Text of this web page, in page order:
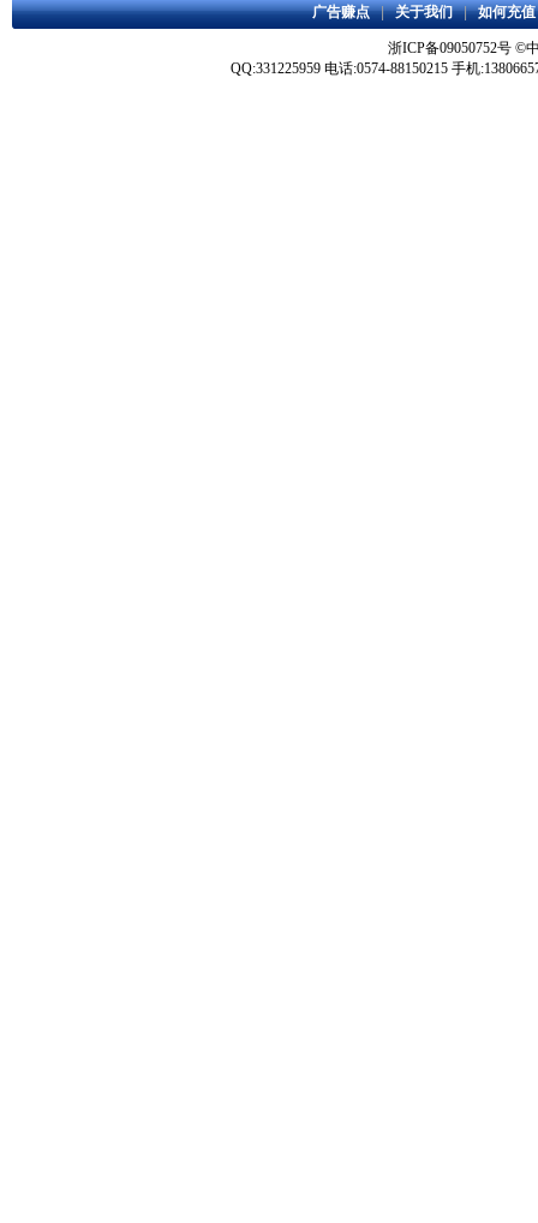
广告赚点|关于我们|如何充值
浙ICP备09050752号 ©
QQ:331225959 电话:0574-88150215 手机